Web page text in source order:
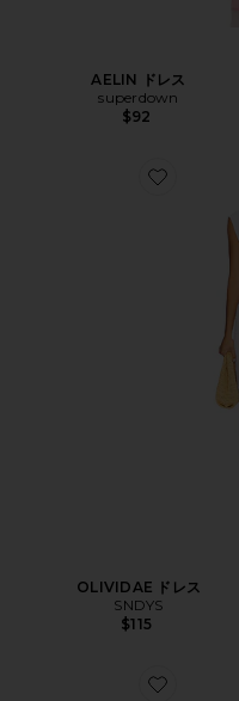
AELIN ドレス
superdown
$92
OLIVIDAE ドレス
SNDYS
$115